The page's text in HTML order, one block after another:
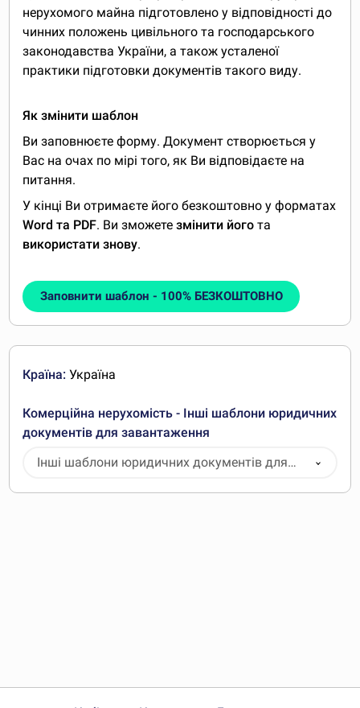
нерухомого майна підготовлено у відповідності до
чинних положень цивільного та господарського
законодавства України, а також усталеної
практики підготовки документів такого виду.
Як змінити шаблон
Ви заповнюєте форму. Документ створюється у
Вас на очах по мірі того, як Ви відповідаєте на
питання.
У кінці Ви отримаєте його безкоштовно у форматах
Word та PDF. Ви зможетезмінити його та
використати знову.
Заповнити шаблон - 100% БЕЗКОШТОВНО
Країна: Україна
Комерційна нерухомість - Інші шаблони юридичних
документів для завантаження
Інші шаблони юридичних документів для
завантаження